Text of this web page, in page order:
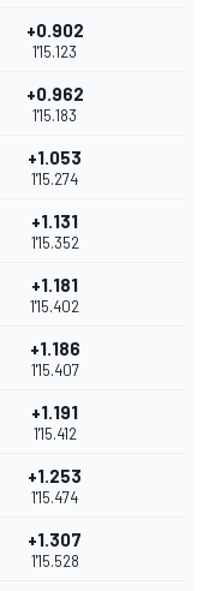
+0.902
1'15.123
+0.962
1'15.183
+1.053
1'15.274
+1.131
1'15.352
+1.181
1'15.402
+1.186
1'15.407
+1.191
1'15.412
+1.253
1'15.474
+1.307
1'15.528